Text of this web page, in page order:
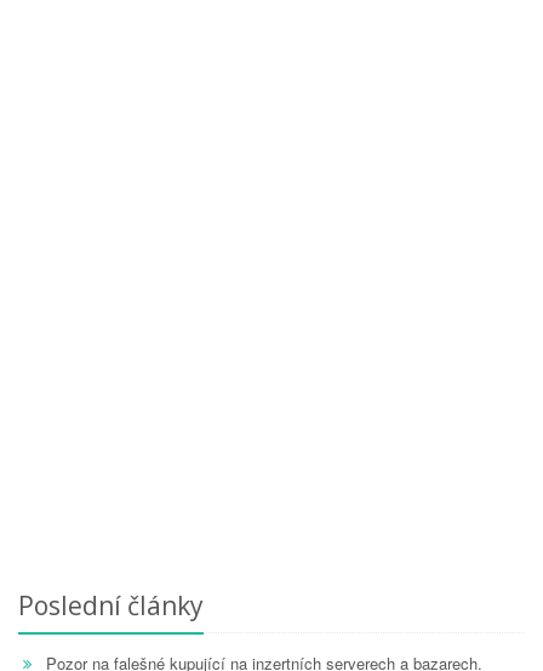
Poslední články
Pozor na falešné kupující na inzertních serverech a bazarech.